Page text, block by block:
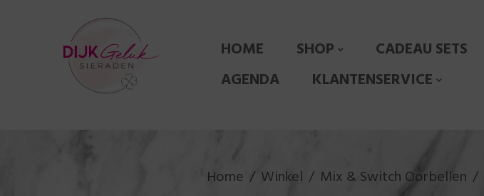
HOME SHOP CADEAU SETS
AGENDA
KLANTENSERVICE
Home Winkel Mix & Switch Oorbellen